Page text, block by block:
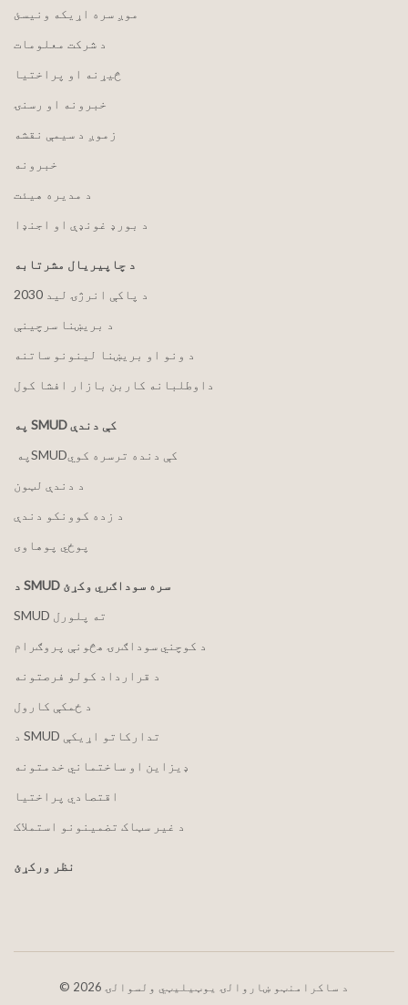
موږ سره اړیکه ونیسئ
د شرکت معلومات
څیړنه او پراختیا
خبرونه او رسنۍ
زموږ د سیمې نقشه
خبرونه
د مدیره هیئت
د بورډ غونډې او اجنډا
د چاپیریال مشرتابه
2030 د پاکې انرژۍ لید
د بریښنا سرچینې
د ونو او بریښنا لینونو ساتنه
داوطلبانه کاربن بازار افشا کول
په SMUD کې دندې
په ‏‎SMUD‎‏ کې دنده ترسره کوي
د دندې لټون
د زده کوونکو دندې
پوځي پوهاوی
د SMUD سره سوداګري وکړئ
SMUD ته پلورل
د کوچني سوداګرۍ هڅونې پروګرام
د قرارداد کولو فرصتونه
د ځمکې کارول
د SMUD تدارکاتو اړیکې
ډیزاین او ساختماني خدمتونه
اقتصادي پراختیا
د غیر سټاک تضمینونو استملاک
نظر ورکړئ
© 2026 د ساکرامنټو ښاروالۍ یوټیلیټي ولسوالۍ